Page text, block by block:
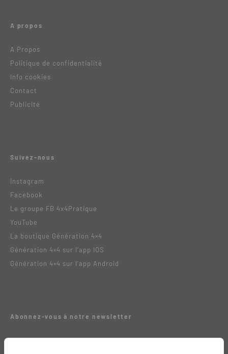
A propos
A Propos
Politique de confidentialité
Info cookies
Contact
Publicité
Suivez-nous
Instagram
Facebook
Le groupe FB 4x4Pratique
YouTube
La boutique Génération 4×4
Génération 4×4 sur l’app IOS
Génération 4×4 sur l’app Android
Abonnez-vous à notre newsletter